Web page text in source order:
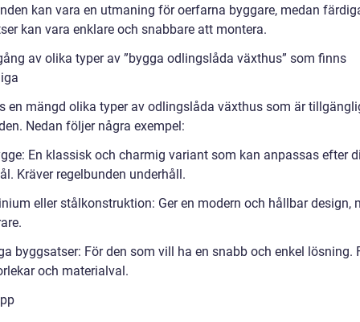
kan vara en utmaning för oerfarna byggare, medan
kan vara enklare och snabbare att montera.
av olika typer av ”bygga odlingslåda växthus” som finns
en mängd olika typer av odlingslåda växthus som är
Nedan följer några exempel:
En klassisk och charmig variant som kan anpassas efter
Kräver regelbunden underhåll.
eller stålkonstruktion: Ger en modern och hållbar design,
byggsatser: För den som vill ha en snabb och enkel lösning.
och materialval.